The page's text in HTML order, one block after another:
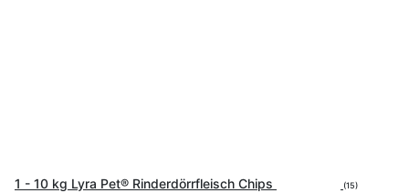
1 - 10 kg Lyra Pet® Rinderdörrfleisch Chips (15)